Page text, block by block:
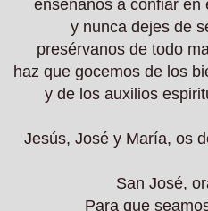
enséñanos a confiar en
y nunca dejes de
presérvanos de todo
haz que gocemos de los
y de los auxilios
Jesús, José y María, os
San José,
Para que